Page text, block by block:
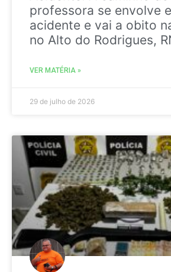
professora se envolve
acidente e vai a obito
no Alto do Rodrigues,
VER MATÉRIA »
29 de julho de 2026